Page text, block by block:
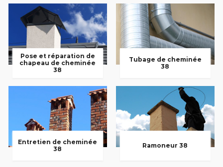
Pose et réparation de
chapeau de cheminée
38
Tubage de cheminée
38
Entretien de cheminée
38
Ramoneur 38